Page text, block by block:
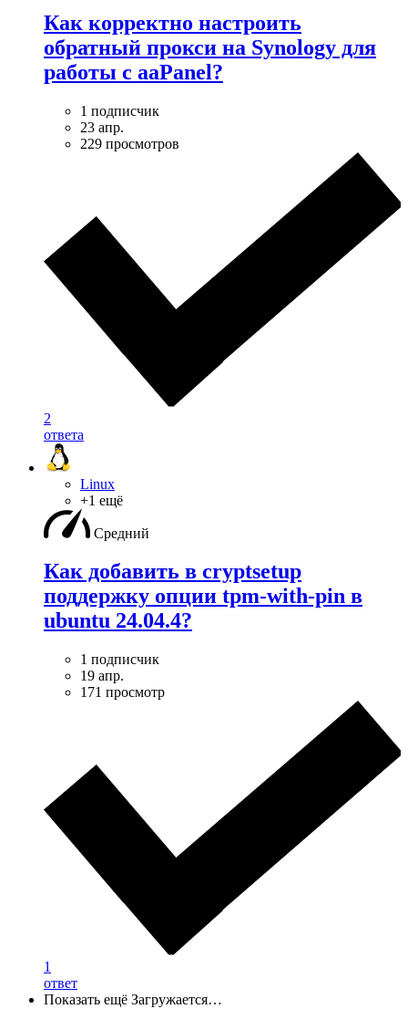
Как корректно настроить
обратный прокси на Synology для
работы с aaPanel?
1 подписчик
23 апр.
229 просмотров
2
ответа
Linux
+1 ещё
Средний
Как добавить в cryptsetup
поддержку опции tpm-with-pin в
ubuntu 24.04.4?
1 подписчик
19 апр.
171 просмотр
1
ответ
Показать ещё Загружается…